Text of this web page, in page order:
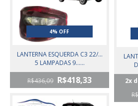
4% OFF
LANTERNA ESQUERDA C3 22/...
5 LAMPADAS 9......
R$436,09 R$418,33
2x